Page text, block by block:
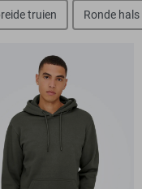
truien Ronde